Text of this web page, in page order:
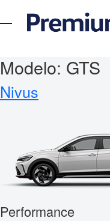
Modelo: GTS
Nivus
Performance